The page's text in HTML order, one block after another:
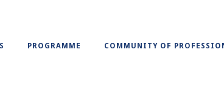
PROGRAMME COMMUNITY OF